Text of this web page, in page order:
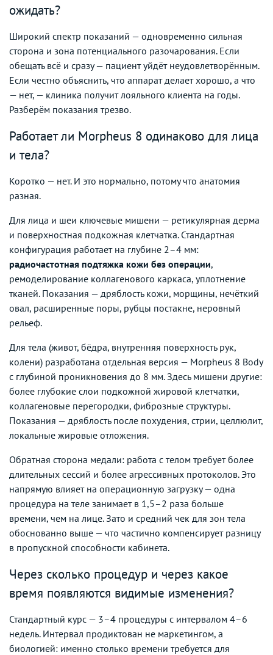
ожидать?
Широкий спектр показаний — одновременно сильная
сторона и зона потенциального разочарования. Если
обещать всё и сразу — пациент уйдёт неудовлетворённым.
Если честно объяснить, что аппарат делает хорошо, а что
— нет, — клиника получит лояльного клиента на годы.
Разберём показания трезво.
Работает ли Morpheus 8 одинаково для лица
и тела?
Коротко — нет. И это нормально, потому что анатомия
разная.
Для лица и шеи ключевые мишени — ретикулярная дерма
и поверхностная подкожная клетчатка. Стандартная
конфигурация работает на глубине 2–4 мм:
радиочастотная подтяжка кожи без операции,
ремоделирование коллагенового каркаса, уплотнение
тканей. Показания — дряблость кожи, морщины, нечёткий
овал, расширенные поры, рубцы постакне, неровный
рельеф.
Для тела (живот, бёдра, внутренняя поверхность рук,
колени) разработана отдельная версия — Morpheus 8 Body
с глубиной проникновения до 8 мм. Здесь мишени другие:
более глубокие слои подкожной жировой клетчатки,
коллагеновые перегородки, фиброзные структуры.
Показания — дряблость после похудения, стрии, целлюлит,
локальные жировые отложения.
Обратная сторона медали: работа с телом требует более
длительных сессий и более агрессивных протоколов. Это
напрямую влияет на операционную загрузку — одна
процедура на теле занимает в 1,5–2 раза больше
времени, чем на лице. Зато и средний чек для зон тела
обоснованно выше — что частично компенсирует разницу
в пропускной способности кабинета.
Через сколько процедур и через какое
время появляются видимые изменения?
Стандартный курс — 3–4 процедуры с интервалом 4–6
недель. Интервал продиктован не маркетингом, а
биологией: именно столько времени требуется для